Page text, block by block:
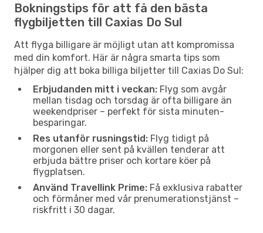
Bokningstips för att få den bästa
flygbiljetten till Caxias Do Sul
Att flyga billigare är möjligt utan att kompromissa
med din komfort. Här är några smarta tips som
hjälper dig att boka billiga biljetter till Caxias Do Sul:
Erbjudanden mitt i veckan: Flyg som avgår
mellan tisdag och torsdag är ofta billigare än
weekendpriser – perfekt för sista minuten-
besparingar.
Res utanför rusningstid: Flyg tidigt på
morgonen eller sent på kvällen tenderar att
erbjuda bättre priser och kortare köer på
flygplatsen.
Använd Travellink Prime: Få exklusiva rabatter
och förmåner med vår prenumerationstjänst –
riskfritt i 30 dagar.